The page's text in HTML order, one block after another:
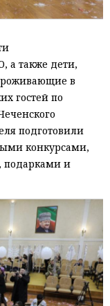
а также дети,
в
гостей по
подготовили
конкурсами,
подарками и